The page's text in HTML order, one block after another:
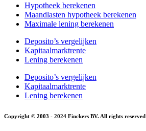
Hypotheek berekenen
Maandlasten hypotheek berekenen
Maximale lening berekenen
Deposito’s vergelijken
Kapitaalmarktrente
Lening berekenen
Deposito’s vergelijken
Kapitaalmarktrente
Lening berekenen
Copyright © 2003 - 2024 Finckers BV. All rights reserved